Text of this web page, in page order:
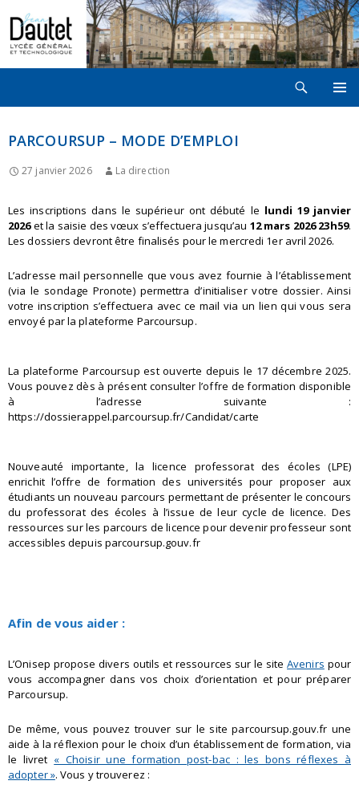
CONTENU
PARCOURSUP – MODE D’EMPLOI
27 janvier 2026 La direction
Les inscriptions dans le supérieur ont débuté le lundi 19 janvier
2026et la saisie des vœux s’effectuera jusqu’au 12 mars 2026 23h59.
Les dossiers devront être finalisés pour le mercredi 1er avril 2026.
L’adresse mail personnelle que vous avez fournie à l’établissement
(via le sondage Pronote) permettra d’initialiser votre dossier. Ainsi
votre inscription s’effectuera avec ce mail via un lien qui vous sera
envoyé par la plateforme Parcoursup.
La plateforme Parcoursup est ouverte depuis le 17 décembre 2025.
Vous pouvez dès à présent consulter l’offre de formation disponible
à l’adresse suivante :
https://dossierappel.parcoursup.fr/Candidat/carte
Nouveauté importante, la licence professorat des écoles (LPE)
enrichit l’offre de formation des universités pour proposer aux
étudiants un nouveau parcours permettant de présenter le concours
du professorat des écoles à l’issue de leur cycle de licence. Des
ressources sur les parcours de licence pour devenir professeur sont
accessibles depuis parcoursup.gouv.fr
Afin de vous aider :
L’Onisep propose divers outils et ressources sur le siteAvenirs pour
vous accompagner dans vos choix d’orientation et pour préparer
Parcoursup.
De même, vous pouvez trouver sur le site parcoursup.gouv.fr une
aide à la réflexion pour le choix d’un établissement de formation, via
le livret « Choisir une formation post-bac : les bons réflexes à
adopter ». Vous y trouverez :